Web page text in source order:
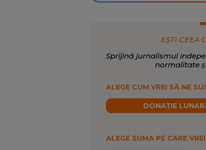
EȘTI CEEA
Sprijină jurnalismul
normalitate
ALEGE CUM VREI SĂ NE
DONAȚIE
ALEGE SUMA PE CARE